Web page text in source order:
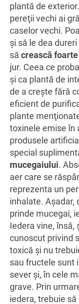
plantă de
pereţii vechi ai
caselor vechi.
şi să le dea
să crească
jur. Ceea ce
şi ca plantă de
de a creşte fără
eficient de
plante
toxinele emise în
produsele
special
mucegaiului.
aer care se
reprezenta un
inhalate. Aşadar,
prinde mucegai,
Iedera vine, însă,
cunoscut privind
toxică şi nu
sau fructele sunt
sever şi, în cele
grave. Prin
iedera, trebuie